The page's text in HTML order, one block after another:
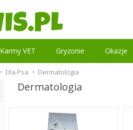
Karmy VET Gryzonie Okazje
Dla Psa Dermatologia
Dermatologia